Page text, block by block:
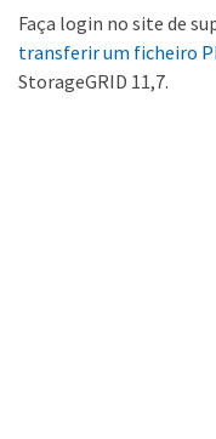
Faça login no site de
transferir um ficheiro
StorageGRID 11,7.